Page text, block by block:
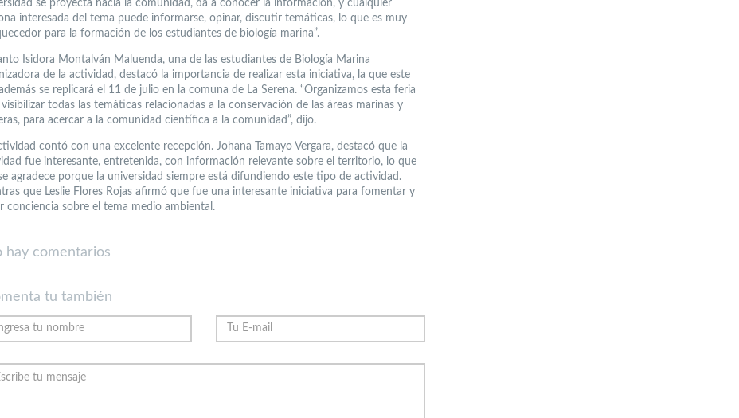
se proyecta hacia la comunidad, da a conocer la información, y cualquier
interesada del tema puede informarse, opinar, discutir temáticas, lo que es muy
para la formación de los estudiantes de biología marina”.
Isidora Montalván Maluenda, una de las estudiantes de Biología Marina
de la actividad, destacó la importancia de realizar esta iniciativa, la que este
se replicará el 11 de julio en la comuna de La Serena. “Organizamos esta feria
visibilizar todas las temáticas relacionadas a la conservación de las áreas marinas y
para acercar a la comunidad científica a la comunidad”, dijo.
contó con una excelente recepción. Johana Tamayo Vergara, destacó que la
fue interesante, entretenida, con información relevante sobre el territorio, lo que
agradece porque la universidad siempre está difundiendo este tipo de actividad.
que Leslie Flores Rojas afirmó que fue una interesante iniciativa para fomentar y
conciencia sobre el tema medio ambiental.
hay comentarios
tu también